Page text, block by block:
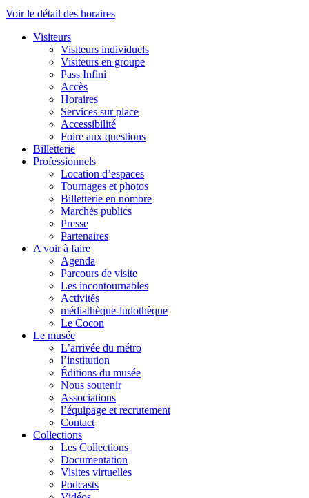
Voir le détail des horaires
Visiteurs
Visiteurs individuels
Visiteurs en groupe
Pass Infini
Accès
Horaires
Services sur place
Accessibilité
Foire aux questions
Billetterie
Professionnels
Location d’espaces
Tournages et photos
Billetterie en nombre
Marchés publics
Presse
Partenaires
A voir à faire
Agenda
Parcours de visite
Les incontournables
Activités
médiathèque-ludothèque
Le Cocon
Le musée
L’arrivée du métro
l’institution
Éditions du musée
Nous soutenir
Associations
l’équipage et recrutement
Contact
Collections
Les Collections
Documentation
Visites virtuelles
Podcasts